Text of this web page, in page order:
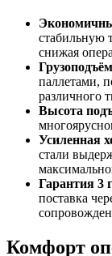
стабильную
снижая
паллетами,
различного
Высота
Усиленная
стали
Гарантия 3
поставка
Комфорт